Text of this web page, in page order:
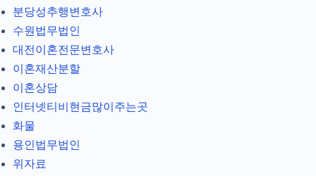
분당성추행변호사
수원법무법인
대전이혼전문변호사
이혼재산분할
이혼상담
인터넷티비현금많이주는곳
화물
용인법무법인
위자료